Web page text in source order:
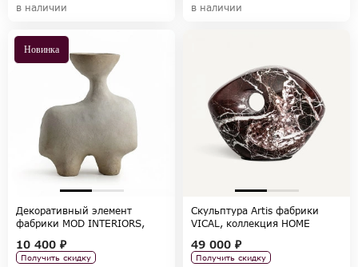
в наличии в наличии
Новинка
Декоративный элемент
фабрики MOD INTERIORS,
10 400 ₽
Получить скидку
Скульптура Artis фабрики
VICAL, коллекция HOME
49 000 ₽
Получить скидку